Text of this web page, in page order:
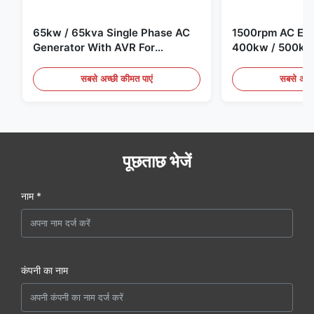
65kw / 65kva Single Phase AC
Generator With AVR For
सबसे अच्छी कीमत पाएं
1500rpm AC
400kw /
सबसे
पूछताछ भेजें
नाम *
कंपनी का नाम